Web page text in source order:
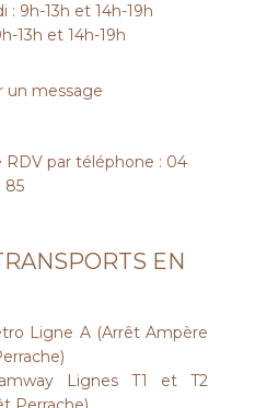
: 9h-13h et 14h-19h
13h et 14h-19h
un message
RDV par téléphone : 04
85
EN
Ligne A (Arrêt Ampère
Lignes T1 et T2